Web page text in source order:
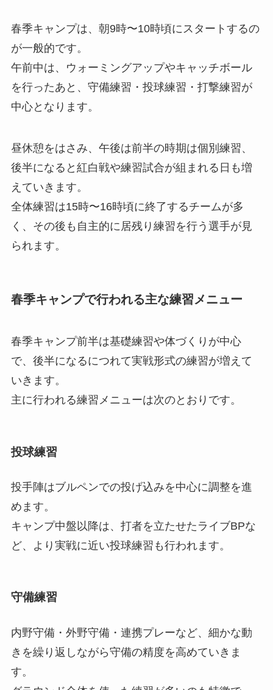
春季キャンプは、朝9時〜10時頃にスタートするの
が一般的です。
午前中は、ウォーミングアップやキャッチボール
を行ったあと、守備練習・投球練習・打撃練習が
中心となります。
昼休憩をはさみ、午後は前半の時期は個別練習、
後半になると紅白戦や練習試合が組まれる日も増
えていきます。
全体練習は15時〜16時頃に終了するチームが多
く、その後も自主的に居残り練習を行う選手が見
られます。
春季キャンプで行われる主な練習メニュー
春季キャンプ前半は基礎練習や体づくりが中心
で、後半になるにつれて実戦形式の練習が増えて
いきます。
主に行われる練習メニューは次のとおりです。
投球練習
投手陣はブルペンでの投げ込みを中心に調整を進
めます。
キャンプ中盤以降は、打者を立たせたライブBPな
ど、より実戦に近い投球練習も行われます。
守備練習
内野守備・外野守備・連携プレーなど、細かな動
きを繰り返しながら守備の精度を高めていきま
す。